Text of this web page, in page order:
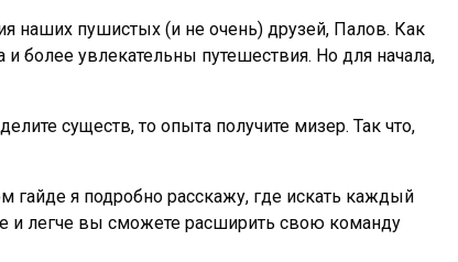
наших пушистых (и не очень) друзей, Палов. Как
более увлекательны путешествия. Но для начала,
существ, то опыта получите мизер. Так что,
гайде я подробно расскажу, где искать каждый
и легче вы сможете расширить свою команду